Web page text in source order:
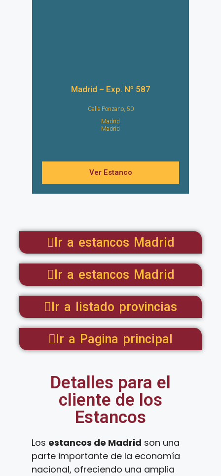
Madrid – Exp. Nº 587
Calle Ponzano, 50
Madrid
Madrid
Ver Estanco
Ir a estancos Madrid
Ir a estancos Madrid
Ir a listado provincias
Ir a Pagina principal
Detalles para el
cliente de los
Estancos
Los estancos de Madrid son una
parte importante de la economía
nacional, ofreciendo una amplia